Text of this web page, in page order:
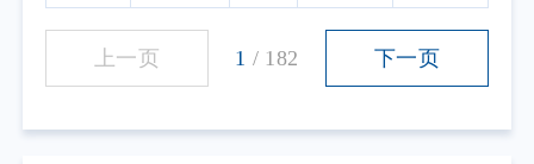
上一页 1 / 182 下一页